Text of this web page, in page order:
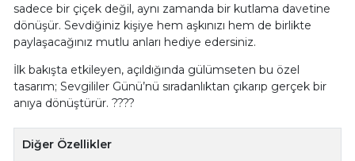
sadece bir çiçek değil, aynı zamanda bir kutlama davetine
dönüşür. Sevdiğiniz kişiye hem aşkınızı hem de birlikte
paylaşacağınız mutlu anları hediye edersiniz.
İlk bakışta etkileyen, açıldığında gülümseten bu özel
tasarım; Sevgililer Günü’nü sıradanlıktan çıkarıp gerçek bir
anıya dönüştürür. ????
Diğer Özellikler